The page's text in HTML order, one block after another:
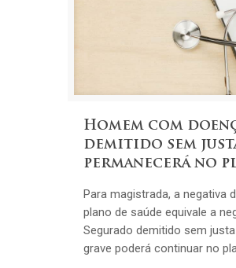
Homem com
demitido sem
permanecerá no
Para magistrada, a negativa
plano de saúde equivale a
Segurado demitido sem
grave poderá continuar no